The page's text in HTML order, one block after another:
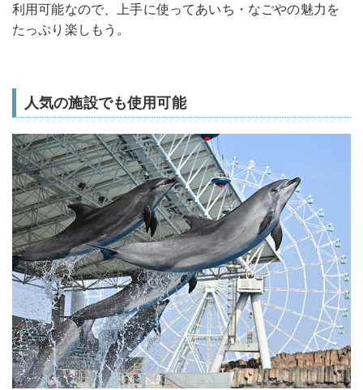
利用可能なので、上手に使ってあいち・なごやの魅力を
たっぷり楽しもう。
人気の施設でも使用可能